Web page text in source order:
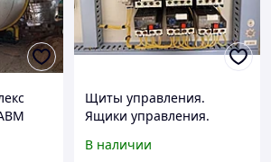
Щиты управления.
Ящики управления.
Сборка и комплектующие
В наличии